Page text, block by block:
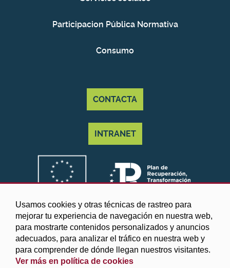
Usamos cookies y otras técnicas de rastreo para
mejorar tu experiencia de navegación en nuestra web,
para mostrarte contenidos personalizados y anuncios
adecuados, para analizar el tráfico en nuestra web y
para comprender de dónde llegan nuestros visitantes.
Ver más en política de cookies
Participacion Pública Normativa
Consumo
CONTACTA
INTRANET